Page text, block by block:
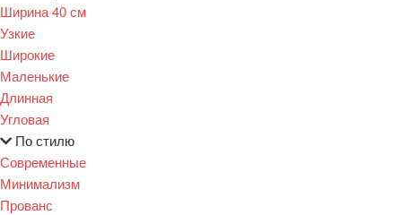
Ширина 40 см
Узкие
Широкие
Маленькие
Длинная
Угловая
По стилю
Современные
Минимализм
Прованс